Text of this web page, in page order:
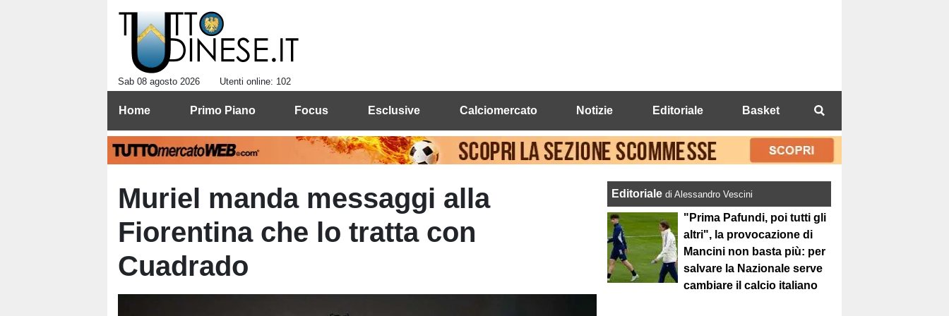
Sab 08 agosto 2026 Utenti online: 102
Home Primo Piano Focus Esclusive Calciomercato Notizie Editoriale Basket
Muriel manda messaggi alla
Fiorentina che lo tratta con
Cuadrado
Editorialedi Alessandro Vescini
"Prima Pafundi, poi tutti gli
altri", la provocazione di
Mancini non basta più: per
salvare la Nazionale serve
cambiare il calcio italiano